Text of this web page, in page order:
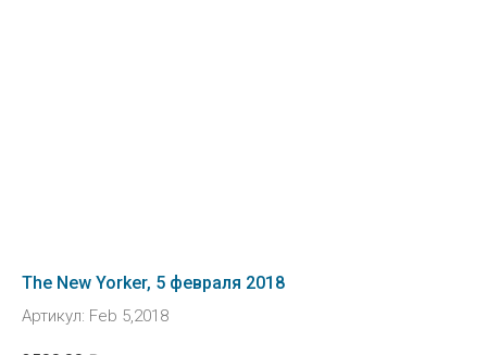
The New Yorker, 5 февраля 2018
Артикул: Feb 5,2018